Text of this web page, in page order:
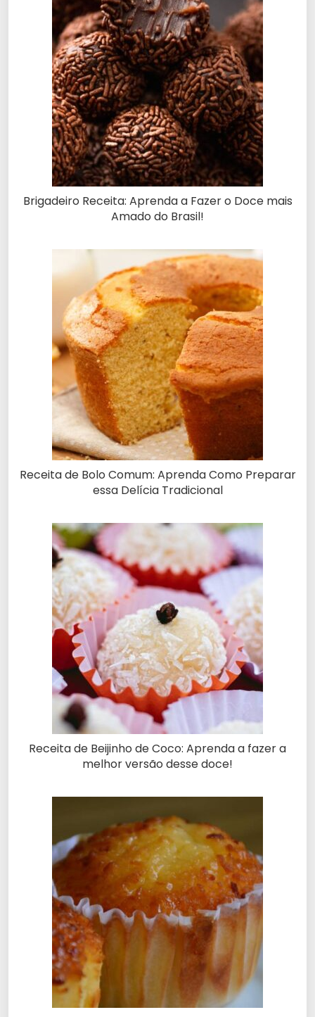
Brigadeiro Receita: Aprenda a Fazer o Doce mais
Amado do Brasil!
Receita de Bolo Comum: Aprenda Como Preparar
essa Delícia Tradicional
Receita de Beijinho de Coco: Aprenda a fazer a
melhor versão desse doce!